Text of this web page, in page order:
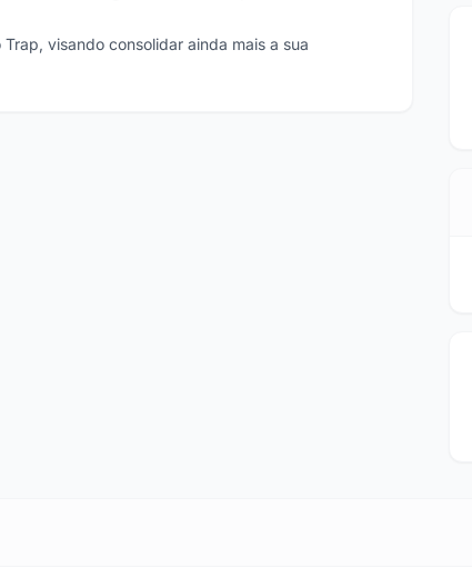
visando consolidar ainda mais a sua